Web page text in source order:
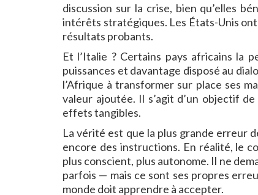
discussion sur la crise, bien qu’elles
intérêts stratégiques. Les États-Unis
résultats probants.
Et l’Italie ? Certains pays africains la
puissances et davantage disposé au
l’Afrique à transformer sur place ses
valeur ajoutée. Il s’agit d’un objectif
effets tangibles.
La vérité est que la plus grande erreur
encore des instructions. En réalité, le
plus conscient, plus autonome. Il ne
parfois — mais ce sont ses propres
monde doit apprendre à accepter.